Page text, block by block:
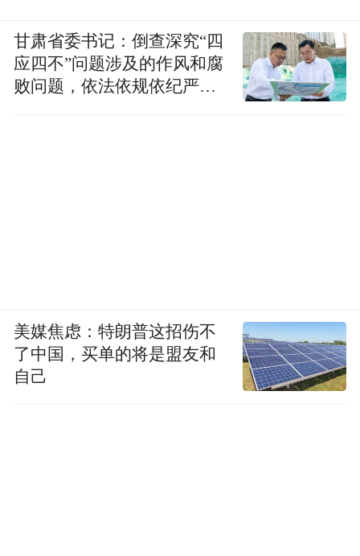
甘肃省委书记：倒查深究“四
应四不”问题涉及的作风和腐
败问题，依法依规依纪严肃
美媒焦虑：特朗普这招伤不
了中国，买单的将是盟友和
自己